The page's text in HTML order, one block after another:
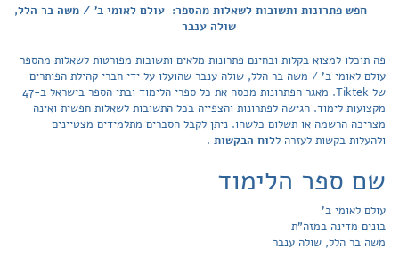
חפש פתרונות ותשובות לשאלות מהספר: עולם לאומי ב' / משה בר הלל,
שולה ענבר
פה תוכלו למצוא בקלות ובחינם פתרונות מלאים ותשובות מפורטות לשאלות מהספר
עולם לאומי ב' / משה בר הלל, שולה ענבר שהועלו על ידי חברי קהילת הפותרים
של Tiktek. מאגר הפתרונות מכסה את כל ספרי הלימוד ובתי הספר בישראל ב-47
מקצועות לימוד. הגישה לפתרונות והצפייה בכל התשובות לשאלות חפשית ואינה
מצריכה הרשמה או תשלום כלשהו. ניתן לקבל הסברים מתלמידים מצטיינים
ולהעלות בקשות לעזרה ללוח הבקשות .
שם ספר הלימוד
עולם לאומי ב'
בונים מדינה במזה"ת
משה בר הלל, שולה ענבר